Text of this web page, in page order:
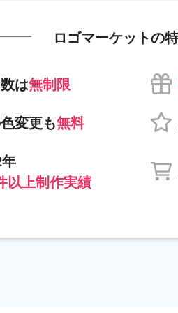
ロゴマーケットの
は無制限
変更も無料
以上制作実績